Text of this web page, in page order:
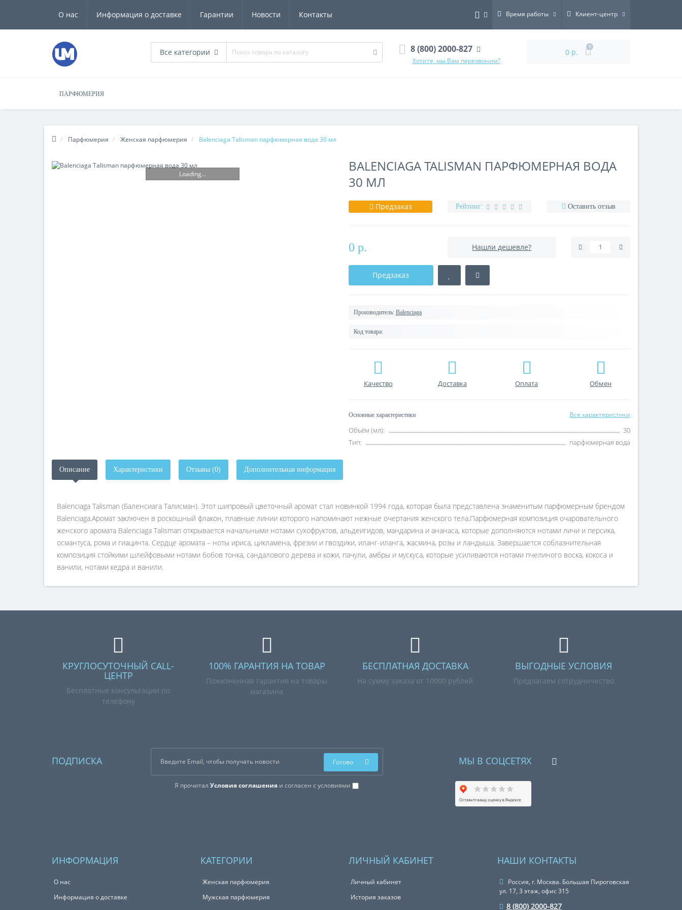
О нас Информация о доставке Гарантии Новости Контакты Время работы Клиент-центр
Все категории 8 (800) 2000-827
Хотите, мы Вам перезвоним?
0 р.
0
ПАРФЮМЕРИЯ
Парфюмерия Женская парфюмерия Balenciaga Talisman парфюмерная вода 30 мл
Loading...
BALENCIAGA TALISMAN ПАРФЮМЕРНАЯ ВОДА
30 МЛ
Предзаказ Рейтинг: Оставить отзыв
0 р. Нашли дешевле?
Предзаказ
Производитель: Balenciaga
Код товара:
Качество Доставка Оплата Обмен
Основные характеристики Все характеристики
Объём (мл):
30
Тип:
парфюмерная вода
Описание Характеристики Отзывы (0) Дополнительная информация
Balenciaga Talisman (Баленсиага Талисман). Этот шипровый цветочный аромат стал новинкой 1994 года, которая была представлена знаменитым парфюмерным брендом
Balenciaga.Аромат заключен в роскошный флакон, плавные линии которого напоминают нежные очертания женского тела.Парфюмерная композиция очаровательного
женского аромата Balenciaga Talisman открывается начальными нотами сухофруктов, альдеигидов, мандарина и ананаса, которые дополняются нотами личи и персика,
османтуса, рома и гиацинта. Сердце аромата – ноты ириса, цикламена, фрезии и гвоздики, иланг-иланга, жасмина, розы и ландыша. Завершается соблазнительная
композиция стойкими шлейфовыми нотами бобов тонка, сандалового дерева и кожи, пачули, амбры и мускуса, которые усиливаются нотами пчелиного воска, кокоса и
ванили, нотами кедра и ванили.
КРУГЛОСУТОЧНЫЙ CALL-
ЦЕНТР
Бесплатные консультации по
телефону
100% ГАРАНТИЯ НА ТОВАР
Пожизненная гарантия на товары
магазина
БЕСПЛАТНАЯ ДОСТАВКА
На сумму заказа от 10000 рублей
ВЫГОДНЫЕ УСЛОВИЯ
Предлагаем сотрудничество
ПОДПИСКА
Я прочиталУсловия соглашения и согласен с условиями
Готово МЫ В СОЦСЕТЯХ
ИНФОРМАЦИЯ
О нас
Информация о доставке
КАТЕГОРИИ
Женская парфюмерия
Мужская парфюмерия
ЛИЧНЫЙ КАБИНЕТ
Личный кабинет
История заказов
НАШИ КОНТАКТЫ
Россия, г. Москва. Большая Пироговская
ул. 17, 3 этаж, офис 315
8 (800) 2000-827